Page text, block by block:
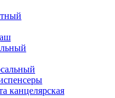
канцелярская